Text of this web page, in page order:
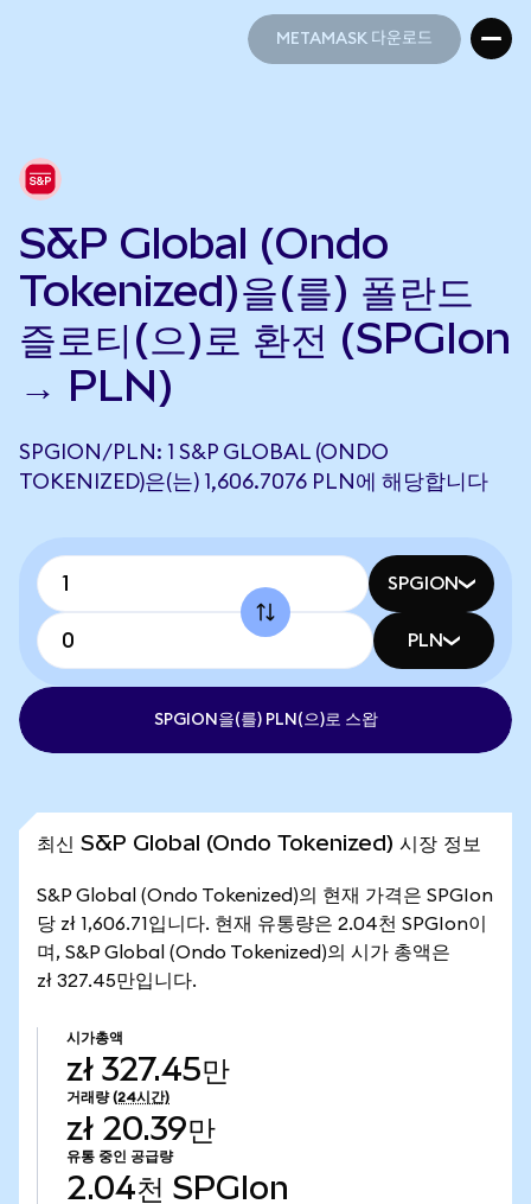
METAMASK 다운로드
S&P Global (Ondo
Tokenized)을(를) 폴란드
즐로티(으)로 환전 (SPGIon
→ PLN)
SPGION/PLN: 1 S&P GLOBAL (ONDO
TOKENIZED)은(는) 1,606.7076 PLN에 해당합니다
SPGION
PLN
SPGION을(를) PLN(으)로 스왑
최신 S&P Global (Ondo Tokenized) 시장 정보
S&P Global (Ondo Tokenized)의 현재 가격은 SPGIon
당 zł 1,606.71입니다. 현재 유통량은 2.04천 SPGIon이
며, S&P Global (Ondo Tokenized)의 시가 총액은
zł 327.45만입니다.
시가총액
zł 327.45만
거래량 (24시간)
zł 20.39만
유통 중인 공급량
2.04천 SPGIon